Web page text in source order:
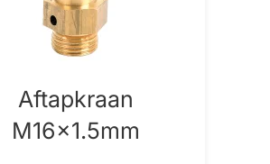
Aftapkraan
M16x1.5mm